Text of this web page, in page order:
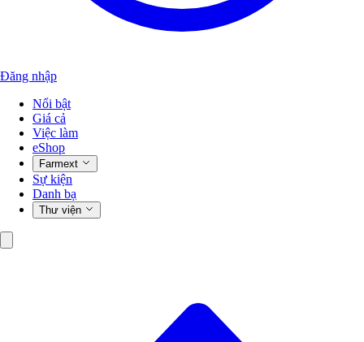
Đăng nhập
Nổi bật
Giá cả
Việc làm
eShop
Farmext
Sự kiện
Danh bạ
Thư viện